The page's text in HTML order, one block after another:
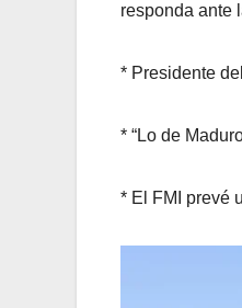
responda ante
* Presidente
* “Lo de
* El FMI prevé